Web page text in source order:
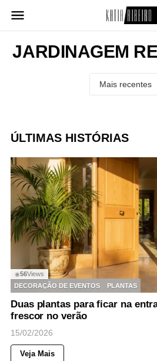
para
conteúdo
JARDINAGEM
ÚLTIMAS HISTÓRIAS
◉56Views
DECORAÇÃO DE EVENTOS
PLANTAS
Duas plantas para ficar na
frescor no verão
15/02/2026
Veja Mais